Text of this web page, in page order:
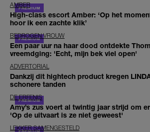
AMBER
High-class escort Amber: ‘Op het
hoor ik een zachte klik’
BEDROGEN VROUW
Een paar uur na haar dood ontdekte
vreemdging: 'Echt, mijn bek viel open'
ADVERTORIAL
Dankzij dit hightech product kregen
schonere tanden
DE ERFENIS
Amy’s zus voert al twintig jaar strijd om
'Op de uitvaart is ze niet geweest'
LEKKER SAMENGESTELD